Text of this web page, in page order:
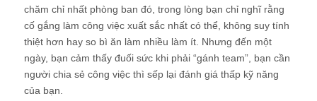
chăm chỉ nhất phòng ban đó, trong lòng bạn chỉ nghĩ rằng
cố gắng làm công việc xuất sắc nhất có thể, không suy tính
thiệt hơn hay so bì ăn làm nhiều làm ít. Nhưng đến một
ngày, bạn cảm thấy đuối sức khi phải “gánh team”, bạn cần
người chia sẻ công việc thì sếp lại đánh giá thấp kỹ năng
của bạn.